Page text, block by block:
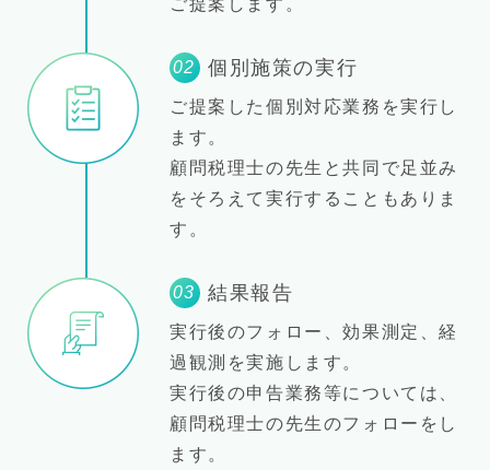
ご提案します。
02 個別施策の実行
ご提案した個別対応業務を実行し
ます。
顧問税理士の先生と共同で足並み
をそろえて実行することもありま
す。
03 結果報告
実行後のフォロー、効果測定、経
過観測を実施します。
実行後の申告業務等については、
顧問税理士の先生のフォローをし
ます。